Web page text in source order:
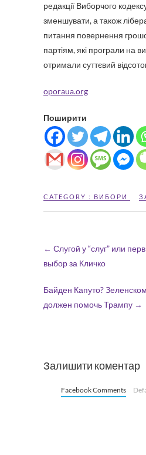
редакції Виборчого
зменшувати, а також
питання повернення
партіям, які програли на
отримали суттєвий
oporaua.org
Поширити
CATEGORY : ВИБОРИ
← Слугой у “слуг” или
выбор за Кличко
Байден Капуто?
должен помочь Трампу →
Залишити коментар
Facebook Comments